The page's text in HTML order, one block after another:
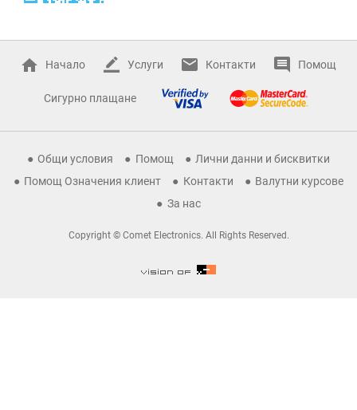
Начало Услуги Контакти Помощ
Сигурно плащане
Общи условия Помощ
Лични данни и бисквитки
Помощ Означения клиент
Контакти
Валутни курсове
За нас
Copyright © Comet Electronics. All Rights Reserved.